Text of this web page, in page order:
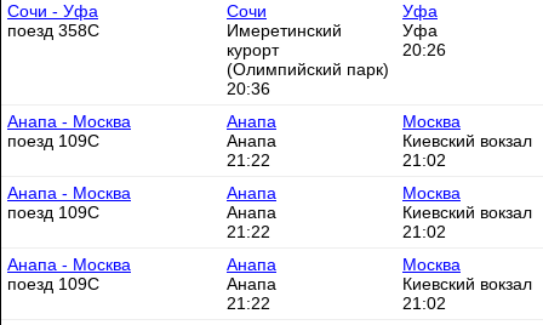
Сочи - Уфа
поезд 358С
Сочи
Имеретинский
курорт
(Олимпийский парк)
20:36
Уфа
Уфа
20:26
Анапа - Москва
поезд 109С
Анапа
Анапа
21:22
Москва
Киевский вокзал
21:02
Анапа - Москва
поезд 109С
Анапа
Анапа
21:22
Москва
Киевский вокзал
21:02
Анапа - Москва
поезд 109С
Анапа
Анапа
21:22
Москва
Киевский вокзал
21:02